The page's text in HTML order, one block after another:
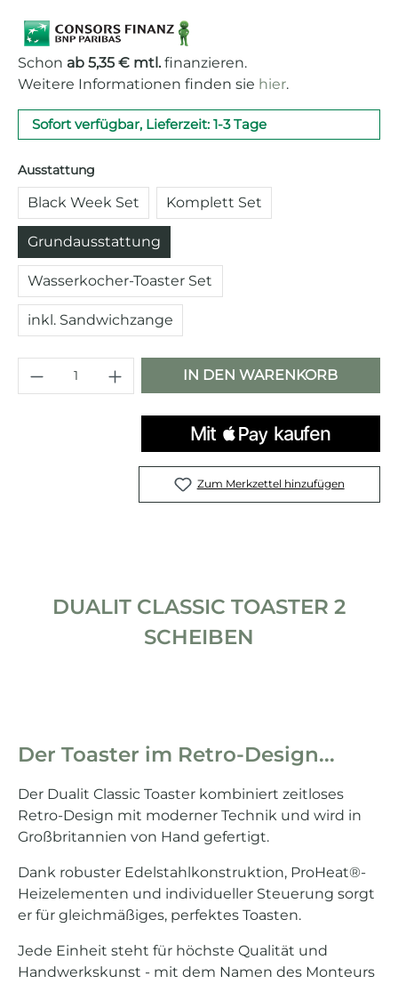
Schon ab 5,35 € mtl. finanzieren.
Weitere Informationen finden sie hier.
Sofort verfügbar, Lieferzeit: 1-3 Tage
Ausstattung
Black Week Set Komplett Set
Grundausstattung
Wasserkocher-Toaster Set
inkl. Sandwichzange
Produkt Anzahl: Gib den
IN DEN WARENKORB
Zum Merkzettel hinzufügen
DUALIT CLASSIC TOASTER 2
SCHEIBEN
Der Toaster im Retro-Design...
Der Dualit Classic Toaster kombiniert zeitloses
Retro-Design mit moderner Technik und wird in
Großbritannien von Hand gefertigt.
Dank robuster Edelstahlkonstruktion, ProHeat®-
Heizelementen und individueller Steuerung sorgt
er für gleichmäßiges, perfektes Toasten.
Jede Einheit steht für höchste Qualität und
Handwerkskunst - mit dem Namen des Monteurs